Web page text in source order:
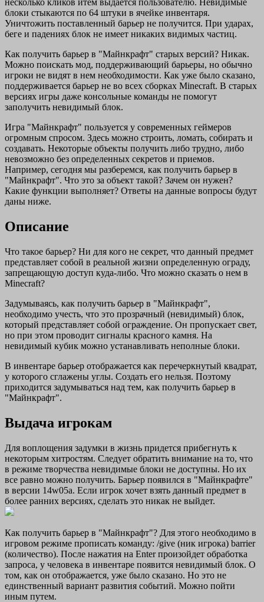
несколько кликов итем выдается пользователю. Невидимые
блоки стыкаются по 64 штуки в ячейке инвентаря.
Уничтожить поставленный барьер не получится. При ударах,
беге и падениях блок не имеет никаких видимых частиц.
Как получить барьер в "Майнкрафт" старых версий? Никак.
Можно поискать мод, поддерживающий барьеры, но обычно
игроки не видят в нем необходимости. Как уже было сказано,
поддерживается барьер не во всех сборках Minecraft. В старых
версиях игры даже консольные команды не помогут
заполучить невидимый блок.
Игра "Майнкрафт" пользуется у современных геймеров
огромным спросом. Здесь можно строить, ломать, собирать и
создавать. Некоторые объекты получить либо трудно, либо
невозможно без определенных секретов и приемов.
Например, сегодня мы разберемся, как получить барьер в
"Майнкрафт". Что это за объект такой? Зачем он нужен?
Какие функции выполняет? Ответы на данные вопросы будут
даны ниже.
Описание
Что такое барьер? Ни для кого не секрет, что данный предмет
представляет собой в реальной жизни определенную ограду,
запрещающую доступ куда-либо. Что можно сказать о нем в
Minecraft?
Задумываясь, как получить барьер в "Майнкрафт",
необходимо учесть, что это прозрачный (невидимый) блок,
который представляет собой ограждение. Он пропускает свет,
но при этом проводит сигналы красного камня. На
невидимый кубик можно устанавливать неполные блоки.
В инвентаре барьер отображается как перечеркнутый квадрат,
у которого сглажены углы. Создать его нельзя. Поэтому
приходится задумываться над тем, как получить барьер в
"Майнкрафт".
Выдача игрокам
Для воплощения задумки в жизнь придется прибегнуть к
некоторым хитростям. Следует обратить внимание на то, что
в режиме творчества невидимые блоки не доступны. Но их
все равно можно получить. Барьер появился в "Майнкрафте"
в версии 14w05a. Если игрок хочет взять данный предмет в
более ранних версиях, сделать это никак не выйдет.
Как получить барьер в "Майнкрафт"? Для этого необходимо в
игровом режиме прописать команду: /give (ник игрока) barrier
(количество). После нажатия на Enter произойдет обработка
запроса, у человека в инвентаре появится невидимый блок. О
том, как он отображается, уже было сказано. Но это не
единственный вариант развития событий. Можно пойти
иным путем.